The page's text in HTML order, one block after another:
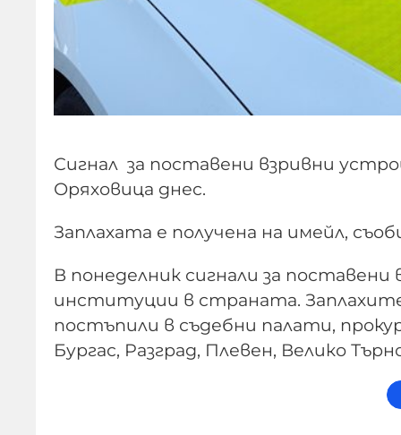
Сигнал за поставени взривни
Оряховица днес.
Заплахата е получена на имейл,
В понеделник сигнали за
институции в страната.
постъпили в съдебни палати,
Бургас, Разград, Плевен, Велико